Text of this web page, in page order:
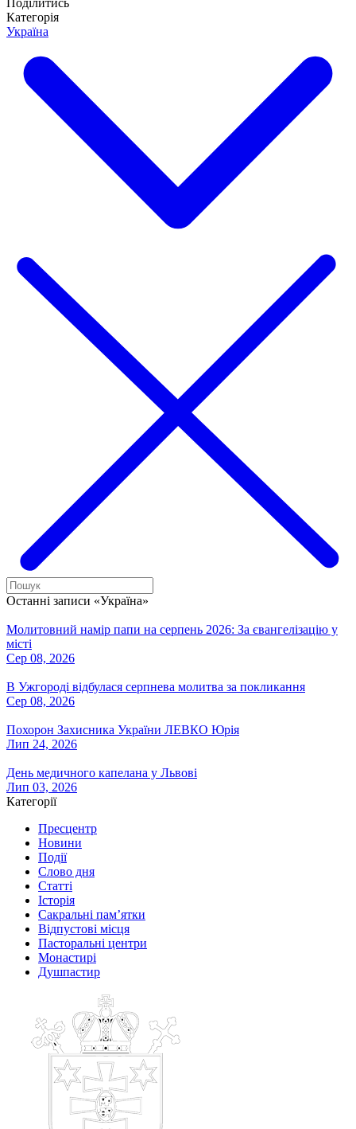
Поділитись
Категорія
Україна
Останні записи «Україна»
Молитовний намір папи на серпень 2026: За євангелізацію у
місті
Сер 08, 2026
В Ужгороді відбулася серпнева молитва за покликання
Сер 08, 2026
Похорон Захисника України ЛЕВКО Юрія
Лип 24, 2026
День медичного капелана у Львові
Лип 03, 2026
Категорії
Пресцентр
Новини
Події
Слово дня
Статті
Історія
Сакральні пам’ятки
Відпустові місця
Пасторальні центри
Монастирі
Душпастир